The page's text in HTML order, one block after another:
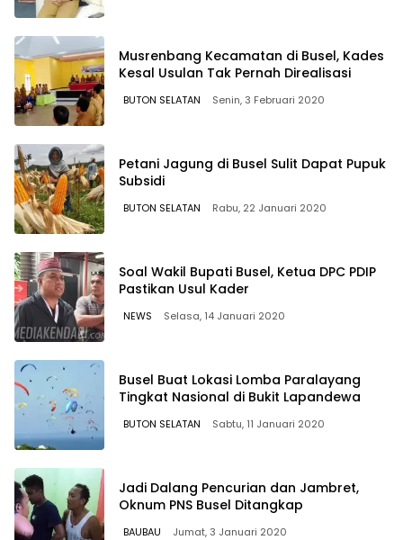
Musrenbang Kecamatan di Busel, Kades
Kesal Usulan Tak Pernah Direalisasi
BUTON SELATAN Senin, 3 Februari 2020
Petani Jagung di Busel Sulit Dapat Pupuk
Subsidi
BUTON SELATAN Rabu, 22 Januari 2020
Soal Wakil Bupati Busel, Ketua DPC PDIP
Pastikan Usul Kader
NEWS Selasa, 14 Januari 2020
Busel Buat Lokasi Lomba Paralayang
Tingkat Nasional di Bukit Lapandewa
BUTON SELATAN Sabtu, 11 Januari 2020
Jadi Dalang Pencurian dan Jambret,
Oknum PNS Busel Ditangkap
BAUBAU Jumat, 3 Januari 2020